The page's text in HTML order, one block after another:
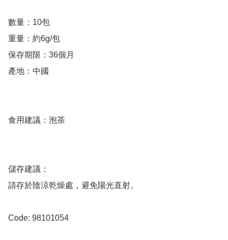
數量：10包
重量：約6g/包
保存期限：36個月
產地：中國
食用建議：泡茶
儲存建議：
請存於陰涼乾燥處，避免陽光直射。
Code: 98101054